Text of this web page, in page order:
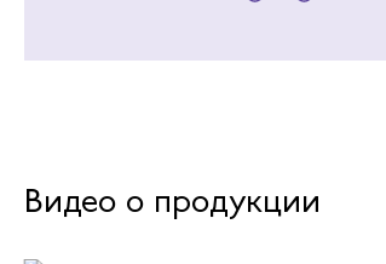
Видео о продукции